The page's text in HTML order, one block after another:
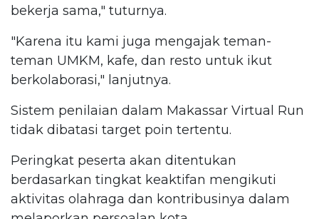
bekerja sama," tuturnya.
"Karena itu kami juga mengajak teman-
teman UMKM, kafe, dan resto untuk ikut
berkolaborasi," lanjutnya.
Sistem penilaian dalam Makassar Virtual Run
tidak dibatasi target poin tertentu.
Peringkat peserta akan ditentukan
berdasarkan tingkat keaktifan mengikuti
aktivitas olahraga dan kontribusinya dalam